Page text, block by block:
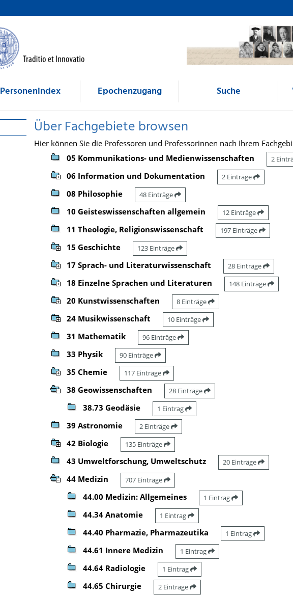
Personenindex Epochenzugang Suche
Über Fachgebiete browsen
Hier können Sie die Professoren und Professorinnen nach Ihrem
05 Kommunikations- und Medienwissenschaften
2
06 Information und Dokumentation 2 Einträge
08 Philosophie 48 Einträge
10 Geisteswissenschaften allgemein 12 Einträge
11 Theologie, Religionswissenschaft 197 Einträge
15 Geschichte 123 Einträge
17 Sprach- und Literaturwissenschaft 28 Einträge
18 Einzelne Sprachen und Literaturen 148 Einträge
20 Kunstwissenschaften 8 Einträge
24 Musikwissenschaft 10 Einträge
31 Mathematik 96 Einträge
33 Physik 90 Einträge
35 Chemie 117 Einträge
38 Geowissenschaften 28 Einträge
38.73 Geodäsie 1 Eintrag
39 Astronomie 2 Einträge
42 Biologie 135 Einträge
43 Umweltforschung, Umweltschutz 20 Einträge
44 Medizin 707 Einträge
44.00 Medizin: Allgemeines 1 Eintrag
44.34 Anatomie 1 Eintrag
44.40 Pharmazie, Pharmazeutika 1 Eintrag
44.61 Innere Medizin 1 Eintrag
44.64 Radiologie 1 Eintrag
44.65 Chirurgie 2 Einträge